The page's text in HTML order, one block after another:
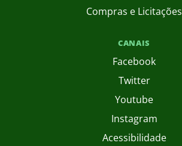
Compras e Licitações
CANAIS
Facebook
Twitter
Youtube
Instagram
Acessibilidade